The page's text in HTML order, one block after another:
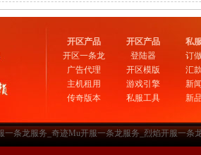
开区产品
开区一条龙
广告代理
主机租用
传奇版本
开区产品
登陆器
开区模版
游戏引擎
私服工具
私
订
汇
新
新
条龙服务_奇迹Mu开服一条龙服务_烈焰开服一条